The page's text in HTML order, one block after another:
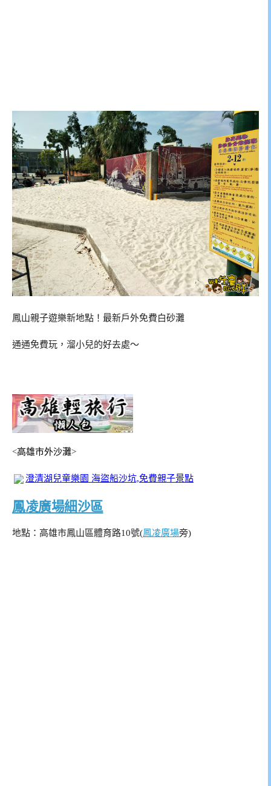
鳳山親子遊樂新地點！最新戶外免費白砂灘
通通免費玩，溜小兒的好去處～
<高雄市外沙灘>
澄清湖兒童樂園 海盜船沙坑,免費親子景點
鳳凌廣場細沙區
地點：高雄市鳳山區體育路10號(鳳凌廣場旁)